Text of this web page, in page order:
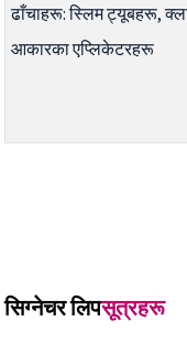
ढाँचाहरू: स्लिम ट्यूबहरू,
आकारका एप्लिकेटरहरू
सिग्नेचर लिपसूत्रहरू